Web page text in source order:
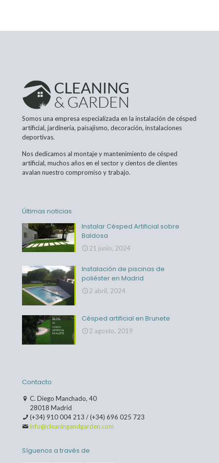
Somos una empresa especializada en la instalación de césped
artificial, jardinería, paisajismo, decoración, instalaciones
deportivas.
Nos dedicamos al montaje y mantenimiento de césped
artificial, muchos años en el sector y cientos de clientes
avalan nuestro compromiso y trabajo.
Últimas noticias
Instalar Césped Artificial sobre
Baldosa
21 junio, 2024
Instalación de piscinas de
poliéster en Madrid
2 abril, 2024
Césped artificial en Brunete
2 agosto, 2019
Contacto
C. Diego Manchado, 40
28018 Madrid
(+34) 910 004 213 /(+34) 696 025 723
info@cleaningandgarden.com
Síguenos a través de